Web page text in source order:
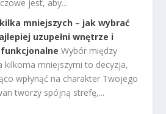
jest, aby...
mniejszych – jak wybrać
uzupełni wnętrze i
Wybór między
kilkoma mniejszymi to decyzja,
wpłynąć na charakter Twojego
tworzy spójną strefę,...